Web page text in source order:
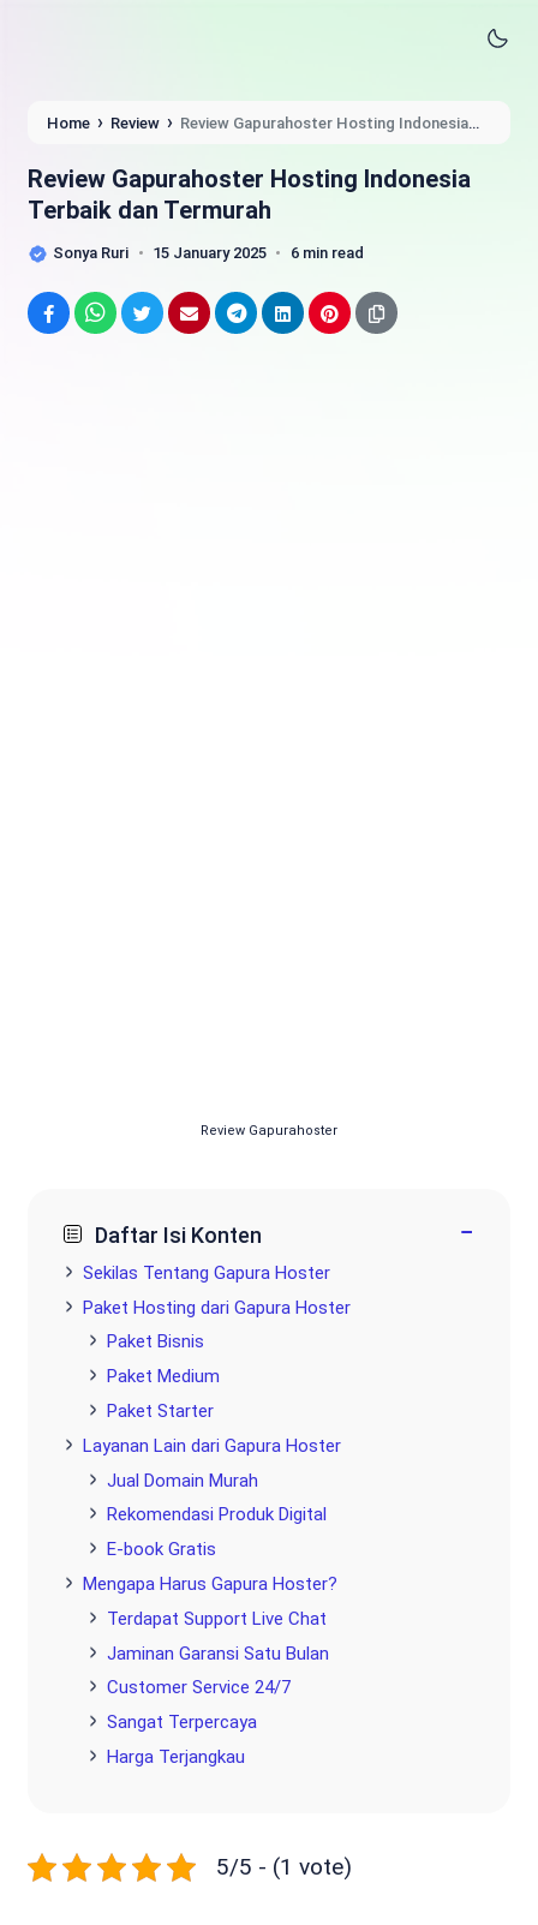
Home › Review › Review Gapurahoster Hosting Indonesia
Review Gapurahoster Hosting Indonesia
Terbaik dan Termurah
Sonya Ruri 15 January 2025 6 min read
Review Gapurahoster
Daftar Isi Konten −
Sekilas Tentang Gapura Hoster
Paket Hosting dari Gapura Hoster
Paket Bisnis
Paket Medium
Paket Starter
Layanan Lain dari Gapura Hoster
Jual Domain Murah
Rekomendasi Produk Digital
E-book Gratis
Mengapa Harus Gapura Hoster?
Terdapat Support Live Chat
Jaminan Garansi Satu Bulan
Customer Service 24/7
Sangat Terpercaya
Harga Terjangkau
5/5 - (1 vote)